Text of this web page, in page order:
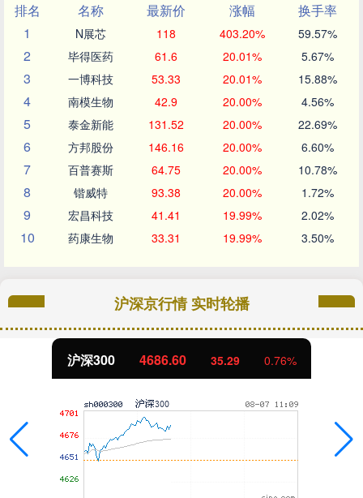
排名
名称 最新价 涨幅
换手率
1
N展芯 118 403.20% 59.57%
2 毕得医药 61.6 20.01% 5.67%
3 一博科技 53.33 20.01% 15.88%
4 南模生物 42.9 20.00% 4.56%
5 泰金新能 131.52 20.00% 22.69%
6 方邦股份 146.16 20.00% 6.60%
7 百普赛斯 64.75 20.00% 10.78%
8 锴威特 93.38 20.00% 1.72%
9 宏昌科技 41.41 19.99% 2.02%
10 药康生物 33.31 19.99% 3.50%
沪深京行情 实时轮播
北证50 1122.87 -0.00 0.00%